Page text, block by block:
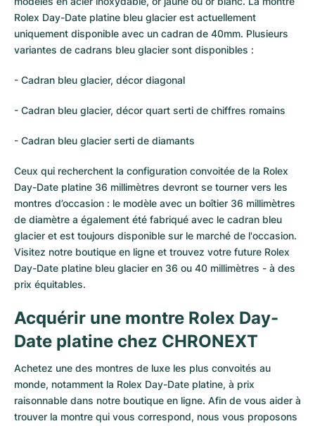
Rolex Day-Date platine bleu glacier est actuellement
uniquement disponible avec un cadran de 40mm. Plusieurs
variantes de cadrans bleu glacier sont disponibles :
- Cadran bleu glacier, décor diagonal
- Cadran bleu glacier, décor quart serti de chiffres romains
- Cadran bleu glacier serti de diamants
Ceux qui recherchent la configuration convoitée de la Rolex
Day-Date platine 36 millimètres devront se tourner vers les
montres d’occasion : le modèle avec un boîtier 36 millimètres
de diamètre a également été fabriqué avec le cadran bleu
glacier et est toujours disponible sur le marché de l'occasion.
Visitez notre boutique en ligne et trouvez votre future Rolex
Day-Date platine bleu glacier en 36 ou 40 millimètres - à des
prix équitables.
Acquérir une montre Rolex Day-
Date platine chez CHRONEXT
Achetez une des montres de luxe les plus convoités au
monde, notamment la Rolex Day-Date platine, à prix
raisonnable dans notre boutique en ligne. Afin de vous aider à
trouver la montre qui vous correspond, nous vous proposons